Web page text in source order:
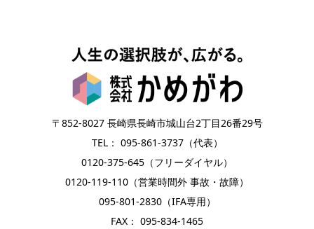
〒852-8027 長崎県長崎市城山台2丁目26番29号
TEL： 095-861-3737（代表）
0120-375-645（フリーダイヤル）
0120-119-110（営業時間外 事故・故障）
095-801-2830（IFA専用）
FAX： 095-834-1465